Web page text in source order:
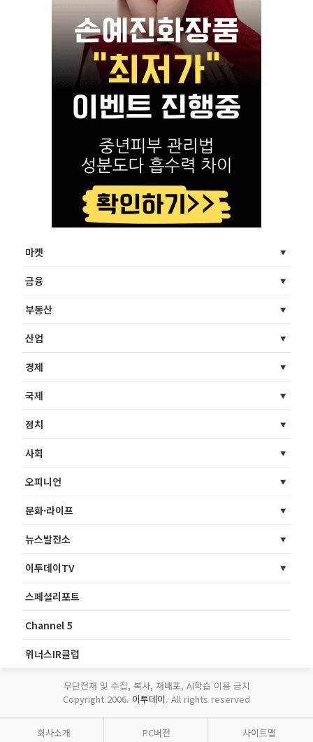
마켓
금융
부동산
산업
경제
국제
정치
사회
오피니언
문화·라이프
뉴스발전소
이투데이TV
스페셜리포트
Channel 5
위너스IR클럽
무단전재 및 수집, 복사, 재배포, AI학습 이용 금지
Copyright 2006. 이투데이. All rights reserved
회사소개 PC버전 사이트맵